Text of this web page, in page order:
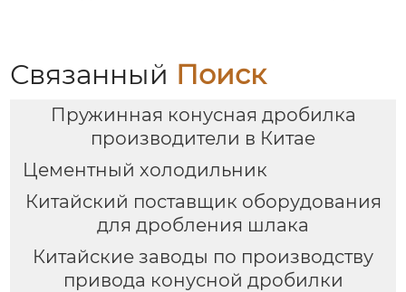
Связанный Поиск
Пружинная конусная дробилка
производители в Китае
Цементный холодильник
Китайский поставщик оборудования
для дробления шлака
Китайские заводы по производству
привода конусной дробилки